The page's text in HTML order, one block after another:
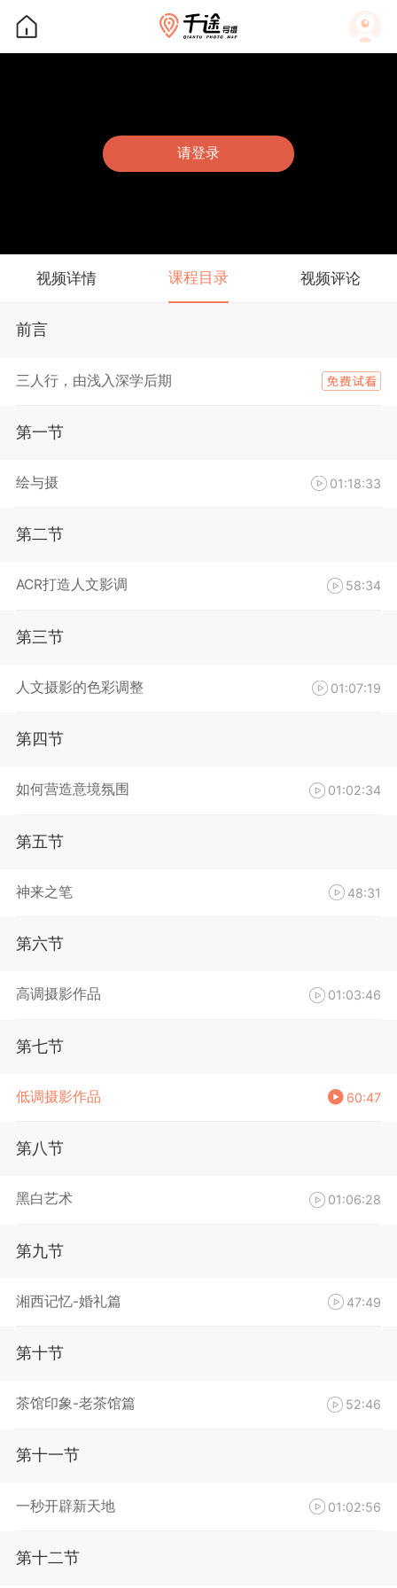
请登录
视频详情 课程目录 视频评论
前言
三人行，由浅入深学后期
第一节
绘与摄 01:18:33
第二节
ACR打造人文影调 58:34
第三节
人文摄影的色彩调整 01:07:19
第四节
如何营造意境氛围 01:02:34
第五节
神来之笔 48:31
第六节
高调摄影作品 01:03:46
第七节
低调摄影作品 60:47
第八节
黑白艺术 01:06:28
第九节
湘西记忆-婚礼篇 47:49
第十节
茶馆印象-老茶馆篇 52:46
第十一节
一秒开辟新天地 01:02:56
第十二节